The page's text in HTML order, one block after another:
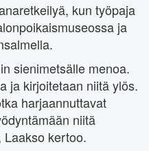
kun työpaja
ja
sienimetsälle menoa.
ja kirjoitetaan niitä ylös.
harjaannuttavat
niitä
Laakso kertoo.